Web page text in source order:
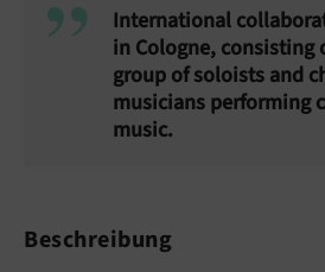
International
in Cologne, consisting
group of soloists and
musicians performing
music.
Beschreibung